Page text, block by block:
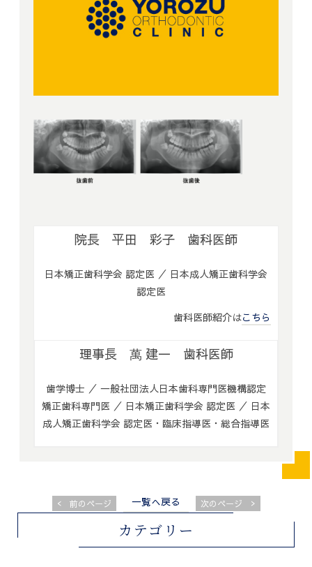
カテゴリー
院長 平田 彩子 歯科医師
日本矯正歯科学会 認定医 ／ 日本成人矯正歯科学会
認定医
歯科医師紹介はこちら
理事長 萬 建一 歯科医師
歯学博士 ／ 一般社団法人日本歯科専門医機構認定
矯正歯科専門医 ／ 日本矯正歯科学会 認定医 ／ 日本
成人矯正歯科学会 認定医・臨床指導医・総合指導医
<前のページ 一覧へ戻る 次のページ >